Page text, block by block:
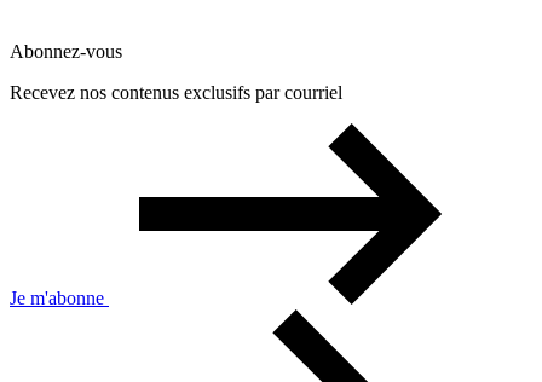
Abonnez-vous
Recevez nos contenus exclusifs par courriel
Je m'abonne